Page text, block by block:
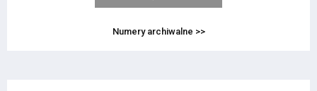
Numery archiwalne >>